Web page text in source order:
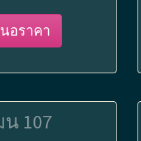
อราคา
107